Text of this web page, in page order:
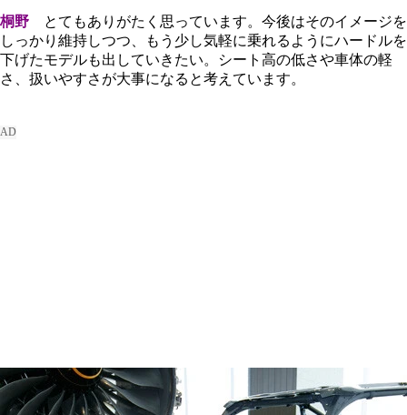
桐野 とてもありがたく思っています。今後はそのイメージを
しっかり維持しつつ、もう少し気軽に乗れるようにハードルを
下げたモデルも出していきたい。シート高の低さや車体の軽
さ、扱いやすさが大事になると考えています。